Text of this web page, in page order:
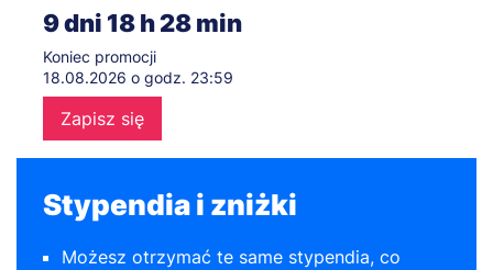
9dni 18h28min
Koniec promocji
18.08.2026 o godz. 23:59
Zapisz się
Stypendia i zniżki
Możesz otrzymać te same stypendia, co